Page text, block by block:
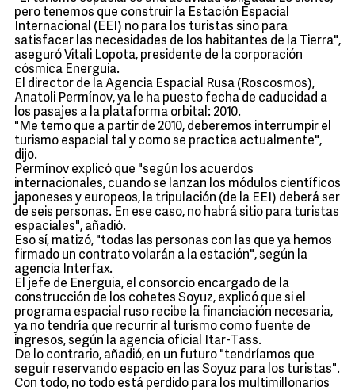
pero tenemos que construir la Estación Espacial
Internacional (EEI) no para los turistas sino para
satisfacer las necesidades de los habitantes de la Tierra",
aseguró Vitali Lopota, presidente de la corporación
cósmica Energuia.
El director de la Agencia Espacial Rusa (Roscosmos),
Anatoli Permínov, ya le ha puesto fecha de caducidad a
los pasajes a la plataforma orbital: 2010.
"Me temo que a partir de 2010, deberemos interrumpir el
turismo espacial tal y como se practica actualmente",
dijo.
Permínov explicó que "según los acuerdos
internacionales, cuando se lanzan los módulos científicos
japoneses y europeos, la tripulación (de la EEI) deberá ser
de seis personas. En ese caso, no habrá sitio para turistas
espaciales", añadió.
Eso sí, matizó, "todas las personas con las que ya hemos
firmado un contrato volarán a la estación", según la
agencia Interfax.
El jefe de Energuia, el consorcio encargado de la
construcción de los cohetes Soyuz, explicó que si el
programa espacial ruso recibe la financiación necesaria,
ya no tendría que recurrir al turismo como fuente de
ingresos, según la agencia oficial Itar-Tass.
De lo contrario, añadió, en un futuro "tendríamos que
seguir reservando espacio en las Soyuz para los turistas".
Con todo, no todo está perdido para los multimillonarios